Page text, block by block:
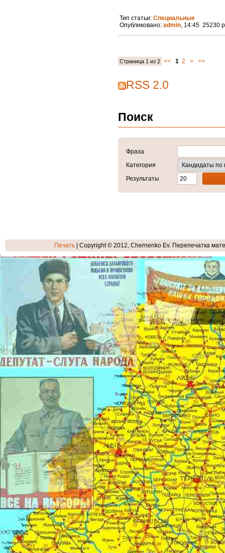
Тип статьи: Специальные
Опубликовано: admin, 14:45 25230
Страница 1 из 2 << 1 2 > >>
RSS 2.0
Поиск
Фраза
Категория
Результаты
Печать | Copyright © 2012, Chernenko Ev. Перепечатка